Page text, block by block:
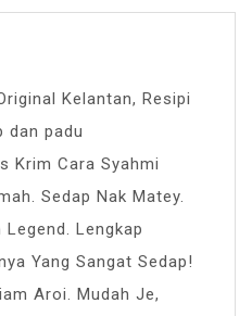
Kelantan, Resipi
dan padu
Krim Cara Syahmi
Sedap Nak Matey.
Lengkap
Yang Sangat Sedap!
Aroi. Mudah Je,